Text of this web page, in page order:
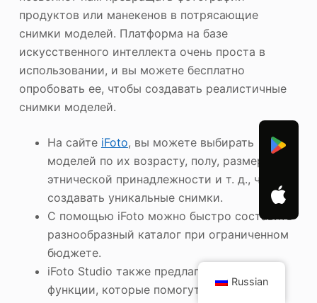
продуктов или манекенов в потрясающие
снимки моделей. Платформа на базе
искусственного интеллекта очень проста в
использовании, и вы можете бесплатно
опробовать ее, чтобы создавать реалистичные
снимки моделей.
На сайте iFoto, вы можете выбирать
моделей по их возрасту, полу, размеру,
этнической принадлежности и т. д., чтобы
создавать уникальные снимки.
С помощью iFoto можно быстро составить
разнообразный каталог при ограниченном
бюджете.
iFoto Studio также предлагает другие
функции, которые помогут вам изменить
Russian